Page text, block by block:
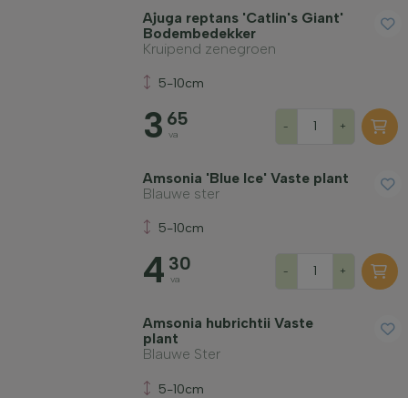
Ajuga reptans 'Catlin's Giant'
Bodembedekker
Kruipend zenegroen
5-10cm
3 65
va
- +
Amsonia 'Blue Ice' Vaste plant
Blauwe ster
5-10cm
4 30
va
- +
Amsonia hubrichtii Vaste
plant
Blauwe Ster
5-10cm